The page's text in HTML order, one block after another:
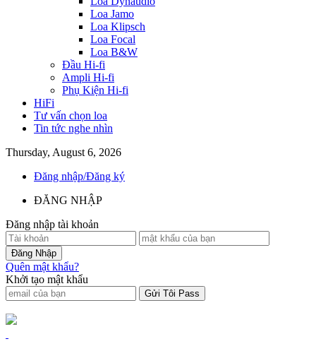
Loa Jamo
Loa Klipsch
Loa Focal
Loa B&W
Đầu Hi-fi
Ampli Hi-fi
Phụ Kiện Hi-fi
HiFi
Tư vấn chọn loa
Tin tức nghe nhìn
Thursday, August 6, 2026
Đăng nhập/Đăng ký
ĐĂNG NHẬP
Đăng nhập tài khoản
Quên mật khẩu?
Khởi tạo mật khẩu